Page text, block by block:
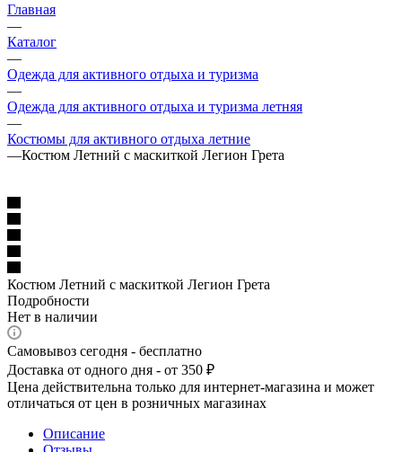
Главная
—
Каталог
—
Одежда для активного отдыха и туризма
—
Одежда для активного отдыха и туризма летняя
—
Костюмы для активного отдыха летние
—Костюм Летний с маскиткой Легион Грета
Костюм Летний с маскиткой Легион Грета
Подробности
Нет в наличии
Самовывоз сегодня - бесплатно
Доставка от одного дня - от 350 ₽
Цена действительна только для интернет-магазина и может
отличаться от цен в розничных магазинах
Описание